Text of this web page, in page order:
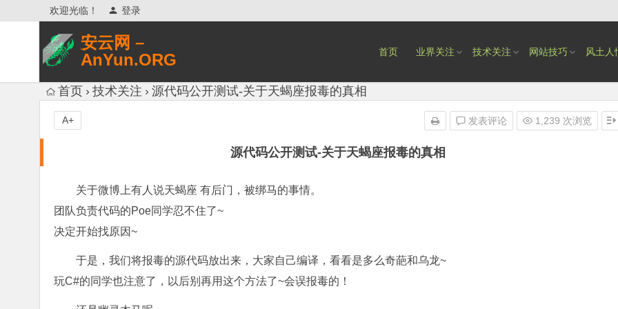
欢迎光临！ 登录
安云网 –
AnYun.ORG
网络安全研究、网络各种猎奇八卦。
首页 业界关注 技术关注 网站技巧 风土人
首页 技术关注 源代码公开测试-关于天蝎座报毒的真相
源代码公开测试-关于天蝎座报毒的真相
发表评论 1,239 次浏览
A+
关于微博上有人说天蝎座 有后门，被绑马的事情。
团队负责代码的Poe同学忍不住了~
决定开始找原因~
于是，我们将报毒的源代码放出来，大家自己编译，看看是多么奇葩和乌龙~
玩C#的同学也注意了，以后别再用这个方法了~会误报毒的！